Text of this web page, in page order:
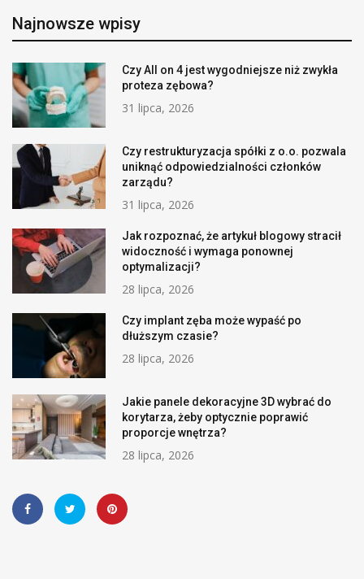
Najnowsze wpisy
Czy All on 4 jest wygodniejsze niż zwykła
proteza zębowa?
31 lipca, 2026
Czy restrukturyzacja spółki z o.o. pozwala
uniknąć odpowiedzialności członków
zarządu?
31 lipca, 2026
Jak rozpoznać, że artykuł blogowy stracił
widoczność i wymaga ponownej
optymalizacji?
28 lipca, 2026
Czy implant zęba może wypaść po
dłuższym czasie?
28 lipca, 2026
Jakie panele dekoracyjne 3D wybrać do
korytarza, żeby optycznie poprawić
proporcje wnętrza?
28 lipca, 2026